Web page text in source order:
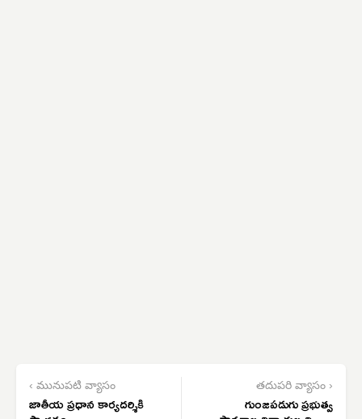
‹ మునుపటి వ్యాసం
జాతీయ ప్రధాన కార్యదర్శికి
తదుపరి వ్యాసం ›
గుంజపడుగు ప్రభుత్వ